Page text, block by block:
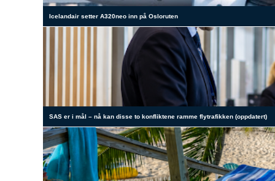
Icelandair setter A320neo inn på Osloruten
SAS er i mål – nå kan disse to konfliktene ramme flytrafikken (oppdatert)